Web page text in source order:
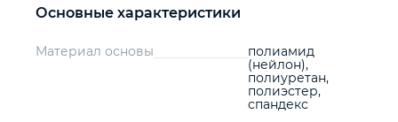
Основные характеристики
Материал основы
полиамид
(нейлон),
полиуретан,
полиэстер,
спандекс